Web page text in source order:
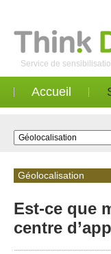
Service de
Accueil
Géolocalisation
Est-ce que
centre